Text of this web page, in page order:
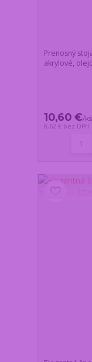
Prenosný
akrylové,
10,60 €/ks
8,62 € bez DPH